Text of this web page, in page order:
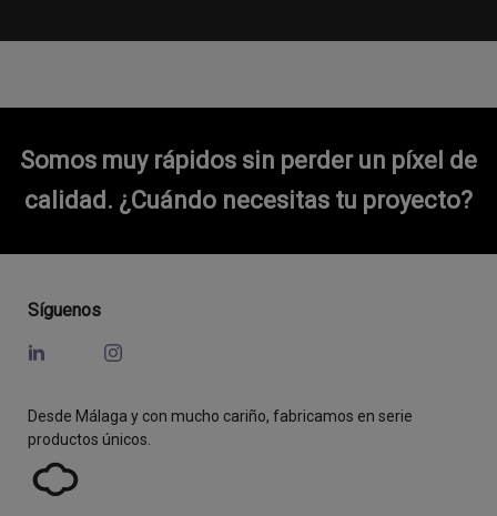
Somos muy rápidos sin perder un píxel de
calidad. ¿Cuándo necesitas tu proyecto?
Síguenos
Desde Málaga y con mucho cariño, fabricamos en serie
productos únicos.